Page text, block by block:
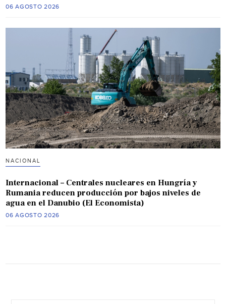
06 AGOSTO 2026
NACIONAL
Internacional – Centrales nucleares en Hungría y
Rumania reducen producción por bajos niveles de
agua en el Danubio (El Economista)
06 AGOSTO 2026